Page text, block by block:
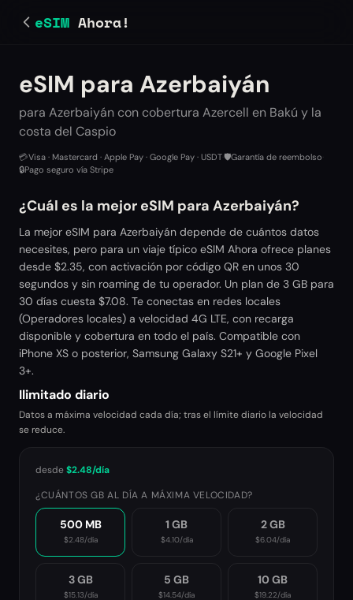
eSIM Ahora!
eSIM para Azerbaiyán
para Azerbaiyán con cobertura Azercell en Bakú y la
costa del Caspio
💳Visa · Mastercard · Apple Pay · Google Pay · USDT🛡️Garantía de reembolso
🔒Pago seguro vía Stripe
¿Cuál es la mejor eSIM para Azerbaiyán?
La mejor eSIM para Azerbaiyán depende de cuántos datos
necesites, pero para un viaje típico eSIM Ahora ofrece planes
desde $2.35, con activación por código QR en unos 30
segundos y sin roaming de tu operador. Un plan de 3 GB para
30 días cuesta $7.08. Te conectas en redes locales
(Operadores locales) a velocidad 4G LTE, con recarga
disponible y cobertura en todo el país. Compatible con
iPhone XS o posterior, Samsung Galaxy S21+ y Google Pixel
3+.
Ilimitado diario
Datos a máxima velocidad cada día; tras el límite diario la velocidad
se reduce.
desde$2.48/día
¿CUÁNTOS GB AL DÍA A MÁXIMA VELOCIDAD?
500 MB
$2.48/día
1 GB
$4.10/día
2 GB
$6.04/día
3 GB
$15.13/día
5 GB
$14.54/día
10 GB
$19.22/día